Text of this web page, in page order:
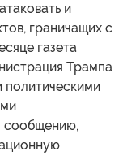
и
граничащих с
газета
Трампа
политическими
сообщению,